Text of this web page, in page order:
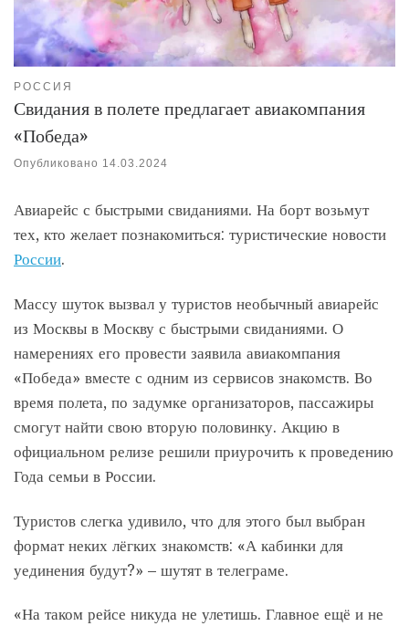
РОССИЯ
Свидания в полете предлагает авиакомпания
«Победа»
Опубликовано 14.03.2024
Авиарейс с быстрыми свиданиями. На борт возьмут
тех, кто желает познакомиться: туристические новости
России.
Массу шуток вызвал у туристов необычный авиарейс
из Москвы в Москву с быстрыми свиданиями. О
намерениях его провести заявила авиакомпания
«Победа» вместе с одним из сервисов знакомств. Во
время полета, по задумке организаторов, пассажиры
смогут найти свою вторую половинку. Акцию в
официальном релизе решили приурочить к проведению
Года семьи в России.
Туристов слегка удивило, что для этого был выбран
формат неких лёгких знакомств: «А кабинки для
уединения будут?» – шутят в телеграме.
«На таком рейсе никуда не улетишь. Главное ещё и не